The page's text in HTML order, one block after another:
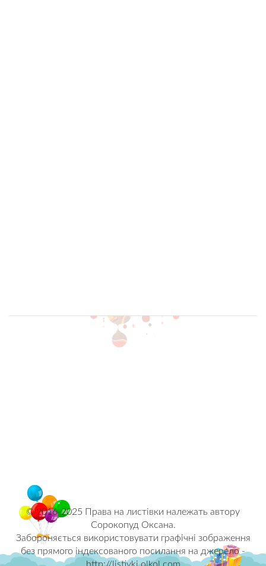
© 2016-2025 Права на листівки належать автору
Сорокопуд Оксана.
Забороняється використовувати графічні зображення
без прямого індексованого посилання на джерело -